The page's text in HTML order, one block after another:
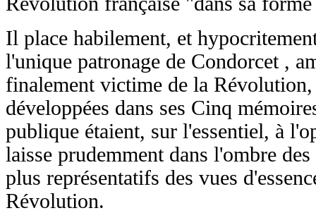
Il place habilement, et
l'unique patronage de Condorcet ,
finalement victime de la
développées dans ses Cinq
publique étaient, sur l'essentiel, à
laisse prudemment dans l'ombre
plus représentatifs des vues
Révolution.